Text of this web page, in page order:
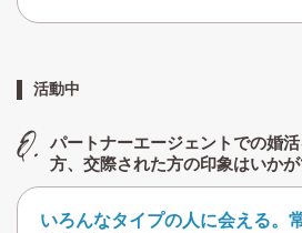
活動中
パートナーエージェントでの婚
方、交際された方の印象はいか
いろんなタイプの人に会える。